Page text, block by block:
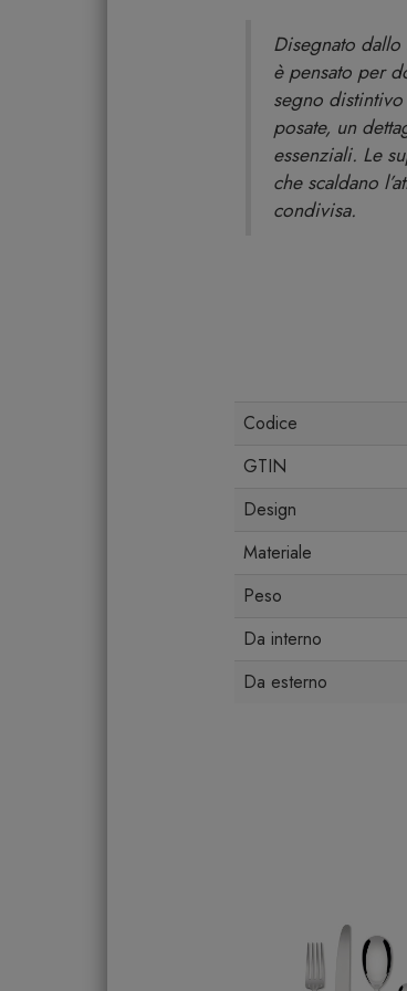
Disegnato
è pensato per
segno
posate, un
essenziali. Le
che scaldano
condivisa.
Codice
GTIN
Design
Materiale
Peso
Da interno
Da esterno